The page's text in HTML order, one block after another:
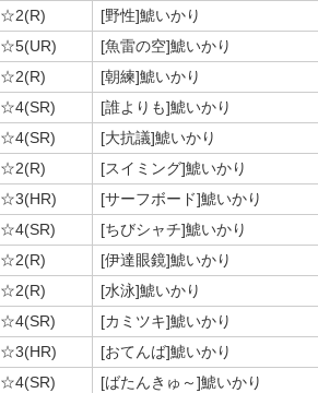
☆2(R)
[野性]鯱いかり
☆5(UR)
[魚雷の空]鯱いかり
☆2(R)
[朝練]鯱いかり
☆4(SR)
[誰よりも]鯱いかり
☆4(SR)
[大抗議]鯱いかり
☆2(R)
[スイミング]鯱いかり
☆3(HR)
[サーフボード]鯱いかり
☆4(SR)
[ちびシャチ]鯱いかり
☆2(R)
[伊達眼鏡]鯱いかり
☆2(R)
[水泳]鯱いかり
☆4(SR)
[カミツキ]鯱いかり
☆3(HR)
[おてんば]鯱いかり
☆4(SR)
[ばたんきゅ～]鯱いかり